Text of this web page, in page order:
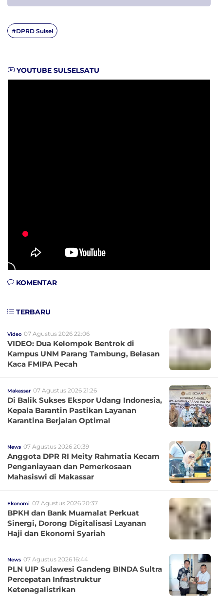
#DPRD Sulsel
YOUTUBE SULSELSATU
KOMENTAR
TERBARU
Video 07 Agustus 2026 22:06
VIDEO: Dua Kelompok Bentrok di
Kampus UNM Parang Tambung, Belasan
Kaca FMIPA Pecah
Makassar 07 Agustus 2026 21:26
Di Balik Sukses Ekspor Udang Indonesia,
Kepala Barantin Pastikan Layanan
Karantina Berjalan Optimal
News 07 Agustus 2026 20:39
Anggota DPR RI Meity Rahmatia Kecam
Penganiayaan dan Pemerkosaan
Mahasiswi di Makassar
Ekonomi 07 Agustus 2026 20:37
BPKH dan Bank Muamalat Perkuat
Sinergi, Dorong Digitalisasi Layanan
Haji dan Ekonomi Syariah
News 07 Agustus 2026 16:44
PLN UIP Sulawesi Gandeng BINDA Sultra
Percepatan Infrastruktur
Ketenagalistrikan